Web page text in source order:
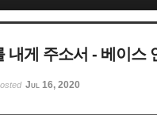
내게 주소서 - 베이스
Jul 16, 2020스케